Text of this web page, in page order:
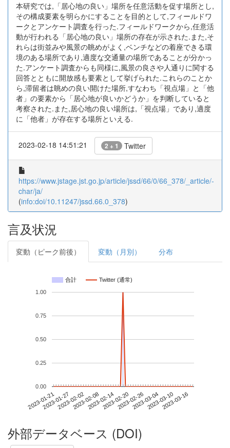
本研究では,「居心地の良い」場所を任意活動を促す場所とし,
その構成要素を明らかにすることを目的として,フィールドワ
ークとアンケート調査を行った.フィールドワークから,任意活
動が行われる「居心地の良い」場所の存在が示された.また,そ
れらは街並みや風景の眺めがよく,ベンチなどの着座できる環
境のある場所であり,適度な交通量の場所であることが分かっ
た.アンケート調査からも同様に,風景の良さや人通りに関する
回答とともに開放感も要素として挙げられた.これらのことか
ら,滞留者は眺めの良い開けた場所,すなわち「視点場」と「他
者」の要素から「居心地が良いかどうか」を判断していると
考察された.また,居心地の良い場所は,「視点場」であり,適度
に「他者」が存在する場所といえる.
2023-02-18 14:51:21 2 + 1 Twitter
https://www.jstage.jst.go.jp/article/jssd/66/0/66_378/_article/-
char/ja/
(info:doi/10.11247/jssd.66.0_378)
言及状況
変動（ピーク前後） 変動（月別） 分布
合計 Twitter (通常)
2023-01-212023-01-272023-02-022023-02-082023-02-142023-02-202023-02-262023-03-042023-03-102023-03-16
0.00
0.25
0.50
0.75
1.00
外部データベース (DOI)